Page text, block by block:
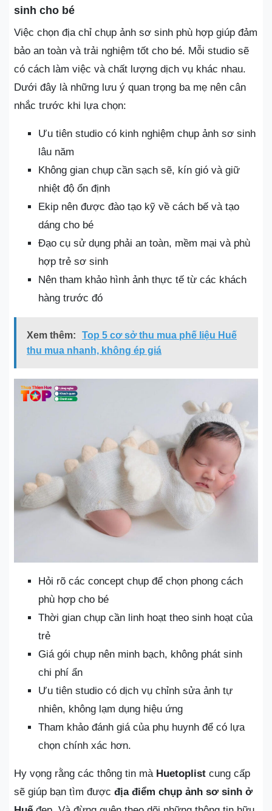
sinh cho bé
Việc chọn địa chỉ chụp ảnh sơ sinh phù hợp giúp đảm
bảo an toàn và trải nghiệm tốt cho bé. Mỗi studio sẽ
có cách làm việc và chất lượng dịch vụ khác nhau.
Dưới đây là những lưu ý quan trọng ba mẹ nên cân
nhắc trước khi lựa chọn:
Ưu tiên studio có kinh nghiệm chụp ảnh sơ sinh
lâu năm
Không gian chụp cần sạch sẽ, kín gió và giữ
nhiệt độ ổn định
Ekip nên được đào tạo kỹ về cách bế và tạo
dáng cho bé
Đạo cụ sử dụng phải an toàn, mềm mại và phù
hợp trẻ sơ sinh
Nên tham khảo hình ảnh thực tế từ các khách
hàng trước đó
Xem thêm:
Top 5 cơ sở thu mua phế liệu Huế
thu mua nhanh, không ép giá
Hỏi rõ các concept chụp để chọn phong cách
phù hợp cho bé
Thời gian chụp cần linh hoạt theo sinh hoạt của
trẻ
Giá gói chụp nên minh bạch, không phát sinh
chi phí ẩn
Ưu tiên studio có dịch vụ chỉnh sửa ảnh tự
nhiên, không lạm dụng hiệu ứng
Tham khảo đánh giá của phụ huynh để có lựa
chọn chính xác hơn.
Hy vọng rằng các thông tin mà Huetoplist cung cấp
sẽ giúp bạn tìm được địa điểm chụp ảnh sơ sinh ở